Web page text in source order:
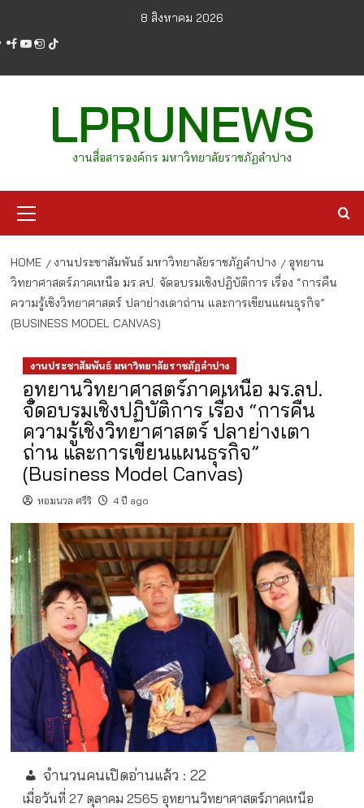
content
8 สิงหาคม 2026
facebook
youtube
instagram
tiktok
LPRUNEWS
งานสื่อสารองค์กร มหาวิทยาลัยราชภัฏลำปาง
Menu
HOME งานประชาสัมพันธ์ มหาวิทยาลัยราชภัฏลำปาง
อุทยาน
วิทยาศาสตร์ภาคเหนือ มร.ลป. จัดอบรมเชิงปฏิบัติการ เรื่อง “การคืน
ความรู้เชิงวิทยาศาสตร์ ปลาย่างเตาถ่าน และการเขียนแผนธุรกิจ”
(BUSINESS MODEL CANVAS)
งานประชาสัมพันธ์ มหาวิทยาลัยราชภัฏลำปาง
อุทยานวิทยาศาสตร์ภาคเหนือ มร.ลป.
จัดอบรมเชิงปฏิบัติการ เรื่อง “การคืน
ความรู้เชิงวิทยาศาสตร์ ปลาย่างเตา
ถ่าน และการเขียนแผนธุรกิจ”
(Business Model Canvas)
หอมนวล ศรีริ 4 ปี ago
จำนวนคนเปิดอ่านแล้ว : 22
เมื่อวันที่ 27 ตุลาคม 2565 อุทยานวิทยาศาสตร์ภาคเหนือ